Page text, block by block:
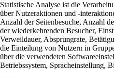
Statistische Analyse ist die
über Nutzeraktionen und -
Anzahl der Seitenbesuche, Anzahl
der wiederkehrenden Besucher,
Verweildauer, Absprungrate,
die Einteilung von Nutzern in
über die verwendeten
Betriebssystem, Spracheinstellung,